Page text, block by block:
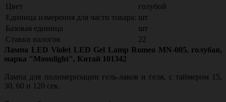
Цвет
голубой
Единица измерения для части товара: шт
Базовая единица
шт
Ставки налогов
22
Лампа LED Violet LED Gel Lamp Romeo MN-005, голубая,
марка "Moonlight", Китай 101342
Лампа для полимеризации гель-лаков и геля, с таймером 15,
30, 60 и 120 сек.